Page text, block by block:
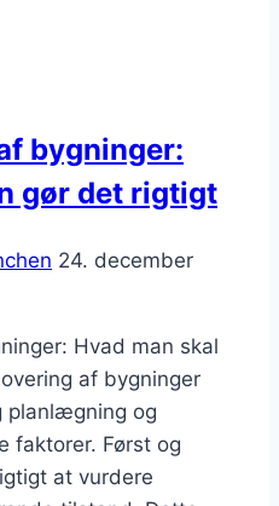
bygninger:
gør det rigtigt
24. december
Hvad man skal
af bygninger
planlægning og
faktorer. Først og
at vurdere